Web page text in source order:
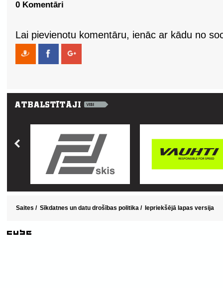
0 Komentāri
Lai pievienotu komentāru, ienāc ar kādu no
Saites / Sīkdatnes un datu drošības politika / Iepriekšējā lapas versija